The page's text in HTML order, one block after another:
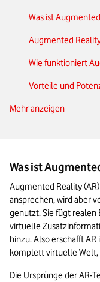
Was ist
Augmented
Wie funktioniert
Vorteile und
AR-
Das Wichtigste zu
Mehr anzeigen
Was ist
Augmented Reality
ansprechen, wird aber
genutzt. Sie fügt realen
virtuelle
hinzu. Also erschafft
komplett virtuelle Welt,
Die Ursprünge der AR-